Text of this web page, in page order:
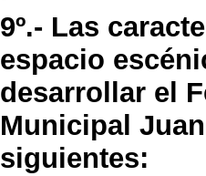
9º.- Las
espacio
desarrollar el
Municipal
siguientes: